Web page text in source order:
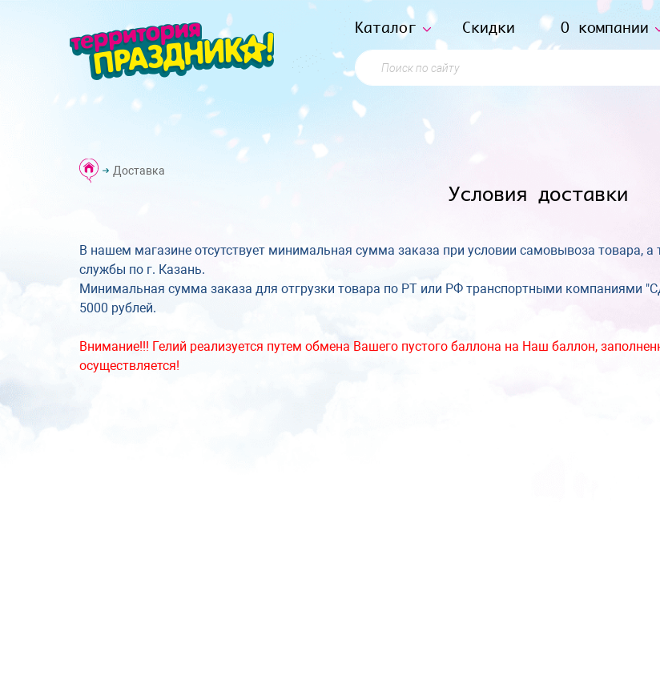
Каталог Скидки О компании
Поиск по сайту
Доставка
Условия доставки
В нашем магазине отсутствует минимальная сумма заказа при условии самовывоза товара,
службы по г. Казань.
Минимальная сумма заказа для отгрузки товара по РТ или РФ транспортными компаниями
5000 рублей.
Внимание!!! Гелий реализуется путем обмена Вашего пустого баллона на Наш баллон,
осуществляется!